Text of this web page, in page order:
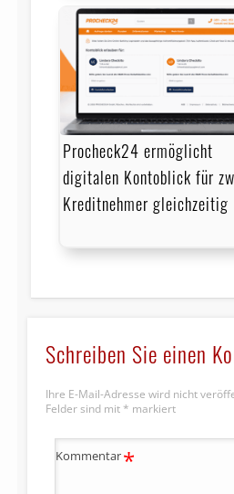
Procheck24 ermöglicht
digitalen Kontoblick für
Kreditnehmer gleichzeitig
Schreiben Sie einen
Ihre E-Mail-Adresse wird nicht
Felder sind mit * markiert
Kommentar*